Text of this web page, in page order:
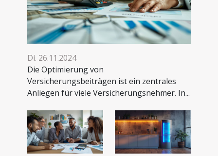
Di. 26.11.2024
Die Optimierung von
Versicherungsbeiträgen ist ein zentrales
Anliegen für viele Versicherungsnehmer. In...